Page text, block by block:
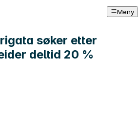
Meny
søker etter
deltid 20 %